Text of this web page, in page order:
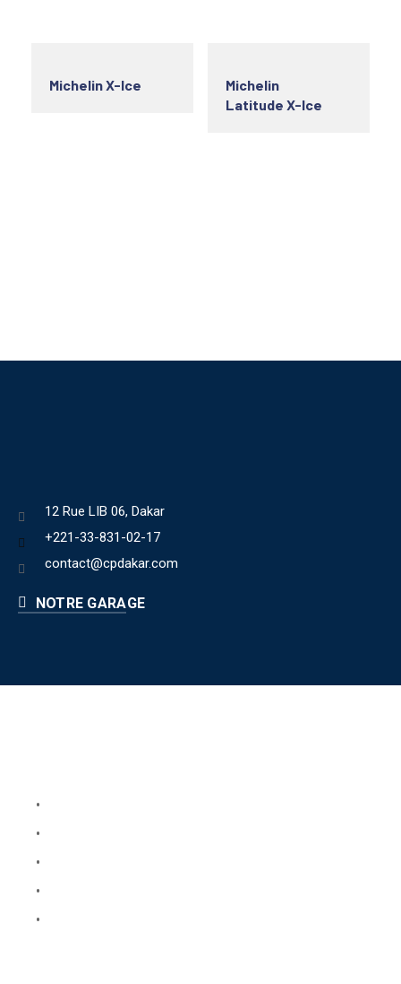
Michelin X-Ice
Michelin
Latitude X-Ice
12 Rue LIB 06, Dakar
+221-33-831-02-17
contact@cpdakar.com
NOTRE GARAGE